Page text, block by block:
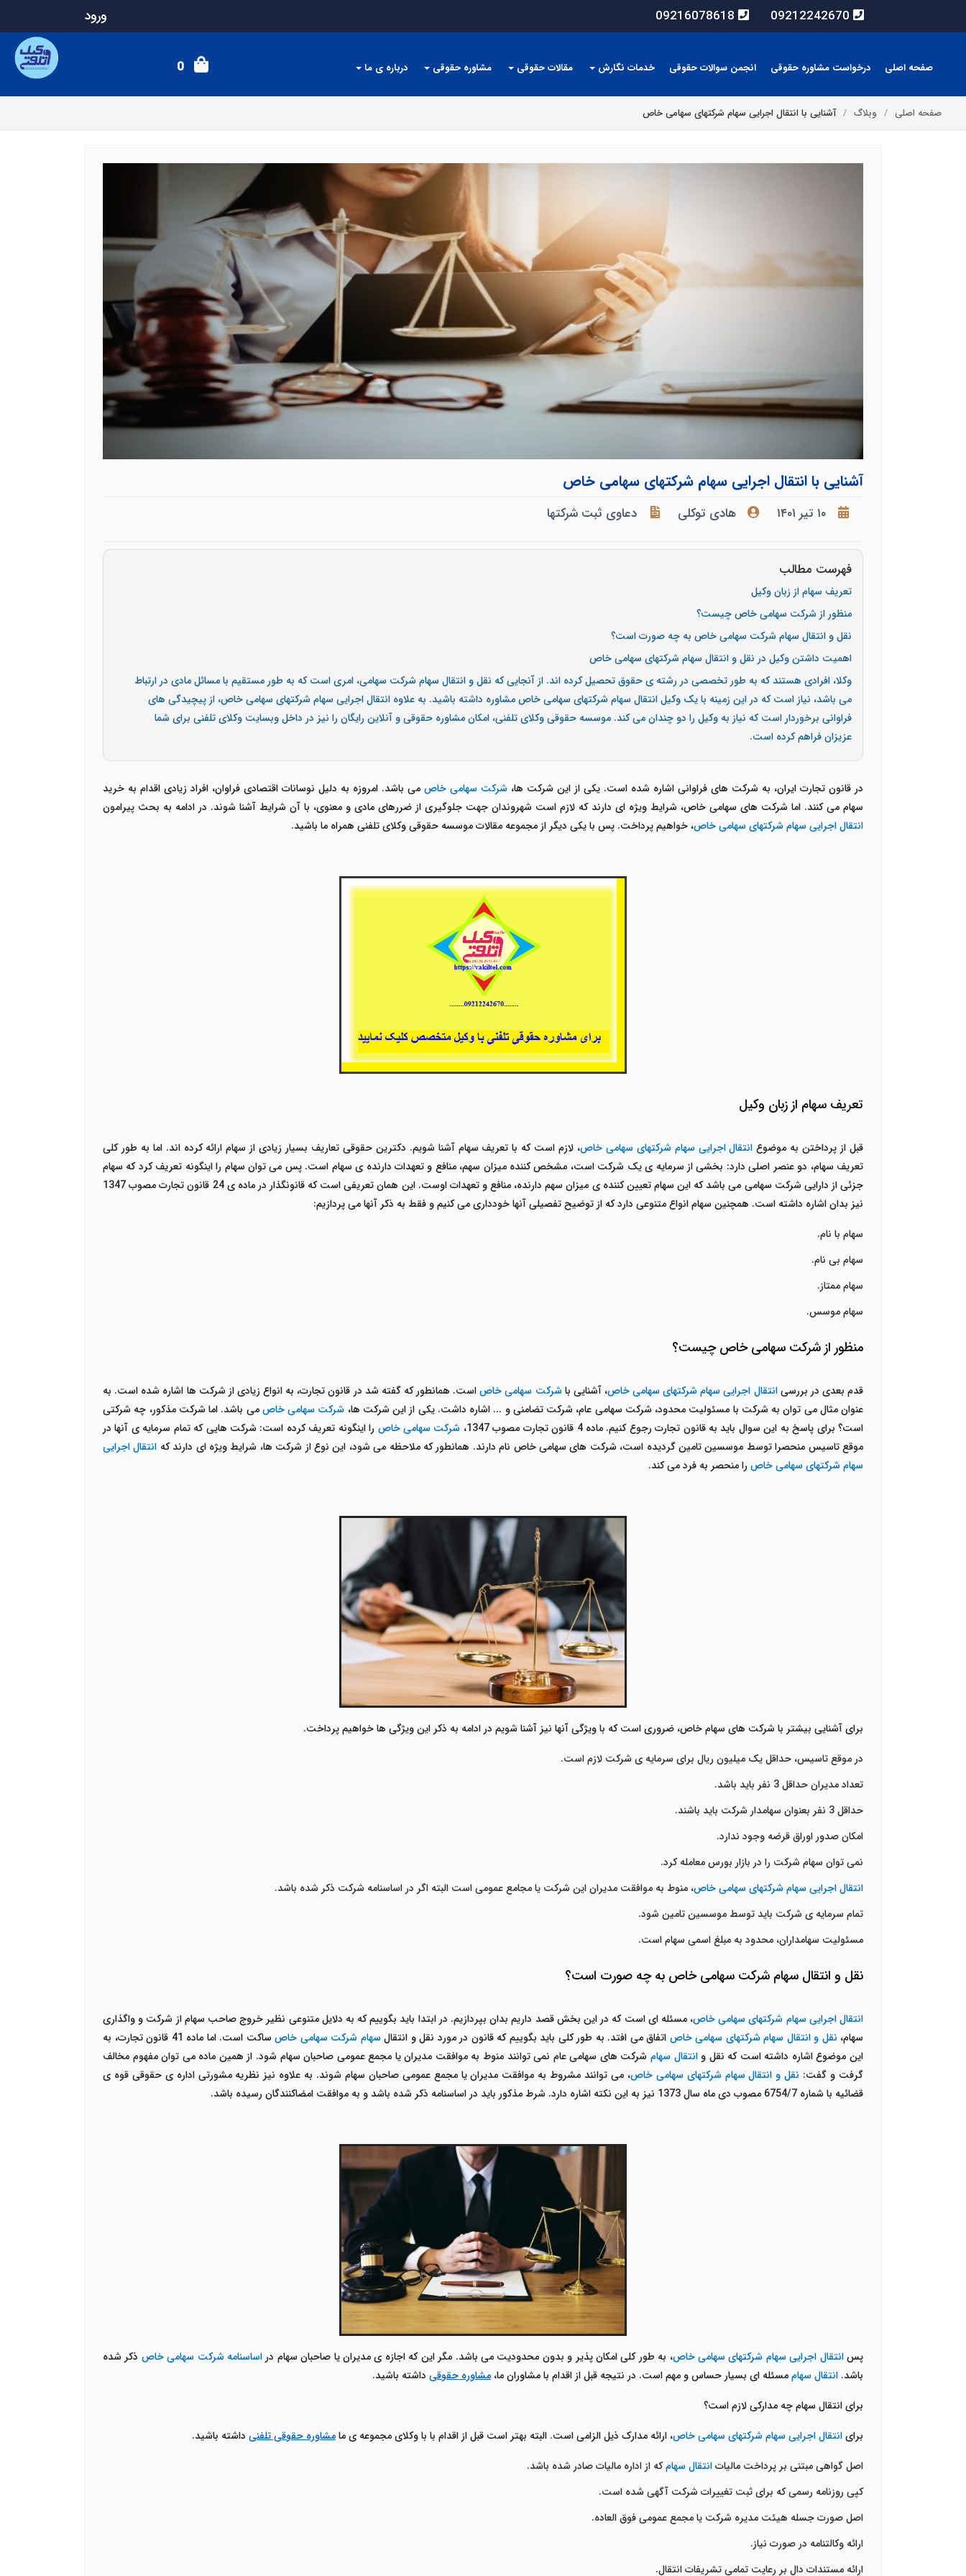
09212242670
09216078618 ورود
صفحه اصلی درخواست مشاوره حقوقی انجمن سوالات حقوقی خدمات نگارش مقالات حقوقی مشاوره حقوقی درباره ی ما 0
صفحه اصلی وبلاگ آشنایی با انتقال اجرایی سهام شرکتهای سهامی خاص
آشنایی با انتقال اجرایی سهام شرکتهای سهامی خاص
۱۰ تیر ۱۴۰۱ هادی توکلی دعاوی ثبت شرکتها
فهرست مطالب
تعریف سهام از زبان وکیل
منظور از شرکت سهامی خاص چیست؟
نقل و انتقال سهام شرکت سهامی خاص به چه صورت است؟
اهمیت داشتن وکیل در نقل و انتقال سهام شرکتهای سهامی خاص
وکلا، افرادی هستند که به طور تخصصی در رشته ی حقوق تحصیل کرده اند. از آنجایی که نقل و انتقال سهام شرکت سهامی، امری است که به طور مستقیم با مسائل مادی در ارتباط
می باشد، نیاز است که در این زمینه با یک وکیل انتقال سهام شرکتهای سهامی خاص مشاوره داشته باشید. به علاوه انتقال اجرایی سهام شرکتهای سهامی خاص، از پیچیدگی های
فراوانی برخوردار است که نیاز به وکیل را دو چندان می کند. موسسه حقوقی وکلای تلفنی، امکان مشاوره حقوقی و آنلاین رایگان را نیز در داخل وبسایت وکلای تلفنی برای شما
عزیزان فراهم کرده است.
در قانون تجارت ایران، به شرکت های فراوانی اشاره شده است. یکی از این شرکت ها، شرکت سهامی خاص می باشد. امروزه به دلیل نوسانات اقتصادی فراوان، افراد زیادی اقدام به خرید
سهام می کنند. اما شرکت های سهامی خاص، شرایط ویژه ای دارند که لازم است شهروندان جهت جلوگیری از ضررهای مادی و معنوی، با آن شرایط آشنا شوند. در ادامه به بحث پیرامون
انتقال اجرایی سهام شرکتهای سهامی خاص، خواهیم پرداخت. پس با یکی دیگر از مجموعه مقالات موسسه حقوقی وکلای تلفنی همراه ما باشید.
تعریف سهام از زبان وکیل
قبل از پرداختن به موضوع انتقال اجرایی سهام شرکتهای سهامی خاص، لازم است که با تعریف سهام آشنا شویم. دکترین حقوقی تعاریف بسیار زیادی از سهام ارائه کرده اند. اما به طور کلی
تعریف سهام، دو عنصر اصلی دارد: بخشی از سرمایه ی یک شرکت است، مشخص کننده میزان سهم، منافع و تعهدات دارنده ی سهام است. پس می توان سهام را اینگونه تعریف کرد که سهام
جزئی از دارایی شرکت سهامی می باشد که این سهام تعیین کننده ی میزان سهم دارنده، منافع و تعهدات اوست. این همان تعریفی است که قانونگذار در ماده ی 24 قانون تجارت مصوب 1347
نیز بدان اشاره داشته است. همچنین سهام انواع متنوعی دارد که از توضیح تفصیلی آنها خودداری می کنیم و فقط به ذکر آنها می پردازیم:
سهام با نام.
سهام بی نام.
سهام ممتاز.
سهام موسس.
منظور از شرکت سهامی خاص چیست؟
قدم بعدی در بررسیانتقال اجرایی سهام شرکتهای سهامی خاص، آشنایی باشرکت سهامی خاصاست. همانطور که گفته شد در قانون تجارت، به انواع زیادی از شرکت ها اشاره شده است. به
عنوان مثال می توان به شرکت با مسئولیت محدود، شرکت سهامی عام، شرکت تضامنی و ... اشاره داشت. یکی از این شرکت ها، شرکت سهامی خاصمی باشد. اما شرکت مذکور، چه شرکتی
است؟ برای پاسخ به این سوال باید به قانون تجارت رجوع کنیم. ماده 4 قانون تجارت مصوب 1347،
شرکت سهامی خاص را اینگونه تعریف کرده است: شرکت هایی که تمام سرمایه ی آنها در
موقع تاسیس منحصرا توسط موسسین تامین گردیده است، شرکت های سهامی خاص نام دارند. همانطور که ملاحظه می شود، این نوع از شرکت ها، شرایط ویژه ای دارند که انتقال اجرایی
سهام شرکتهای سهامی خاصرا منحصر به فرد می کند.
برای آشنایی بیشتر با شرکت های سهام خاص، ضروری است که با ویژگی آنها نیز آشنا شویم در ادامه به ذکر این ویژگی ها خواهیم پرداخت.
در موقع تاسیس، حداقل یک میلیون ریال برای سرمایه ی شرکت لازم است.
تعداد مدیران حداقل 3 نفر باید باشد.
حداقل 3 نفر بعنوان سهامدار شرکت باید باشند.
امکان صدور اوراق قرضه وجود ندارد.
نمی توان سهام شرکت را در بازار بورس معامله کرد.
انتقال اجرایی سهام شرکتهای سهامی خاص، منوط به موافقت مدیران این شرکت یا مجامع عمومی است البته اگر در اساسنامه شرکت ذکر شده باشد.
تمام سرمایه ی شرکت باید توسط موسسین تامین شود.
مسئولیت سهامداران، محدود به مبلغ اسمی سهام است.
نقل و انتقال سهام شرکت سهامی خاص به چه صورت است؟
انتقال اجرایی سهام شرکتهای سهامی خاص، مسئله ای است که در این بخش قصد داریم بدان بپردازیم. در ابتدا باید بگوییم که به دلایل متنوعی نظیر خروج صاحب سهام از شرکت و واگذاری
سهام، نقل و انتقال سهام شرکتهای سهامی خاص اتفاق می افتد. به طور کلی باید بگوییم که قانون در مورد نقل و انتقالسهام شرکت سهامی خاص
ساکت است. اما ماده 41 قانون تجارت، به
این موضوع اشاره داشته است که نقل وانتقال سهام شرکت های سهامی عام نمی توانند منوط به موافقت مدیران یا مجمع عمومی صاحبان سهام شود. از همین ماده می توان مفهوم مخالف
گرفت و گفت: نقل و انتقال سهام شرکتهای سهامی خاص، می توانند مشروط به موافقت مدیران یا مجمع عمومی صاحبان سهام شوند. به علاوه نیز نظریه مشورتی اداره ی حقوقی قوه ی
قضائیه با شماره 6754/7 مصوب دی ماه سال 1373 نیز به این نکته اشاره دارد. شرط مذکور باید در اساسنامه ذکر شده باشد و به موافقت امضاکنندگان رسیده باشد.
پسانتقال اجرایی سهام شرکتهای سهامی خاص، به طور کلی امکان پذیر و بدون محدودیت می باشد. مگر این که اجازه ی مدیران یا صاحبان سهام در اساسنامه شرکت سهامی خاص ذکر شده
باشد. انتقال سهاممسئله ای بسیار حساس و مهم است. در نتیجه قبل از اقدام با مشاوران ما، مشاوره حقوقی داشته باشید.
برای انتقال سهام چه مدارکی لازم است؟
برایانتقال اجرایی سهام شرکتهای سهامی خاص، ارائه مدارک ذیل الزامی است. البته بهتر است قبل از اقدام با با وکلای مجموعه ی مامشاوره حقوقی تلفنی داشته باشید.
اصل گواهی مبتنی بر پرداخت مالیاتانتقال سهامکه از اداره مالیات صادر شده باشد.
کپی روزنامه رسمی که برای ثبت تغییرات شرکت آگهی شده است.
اصل صورت جسله هیئت مدیره شرکت یا مجمع عمومی فوق العاده.
ارائه وکالتنامه در صورت نیاز.
ارائه مستندات دال بر رعایت تمامی تشریفات انتقال.